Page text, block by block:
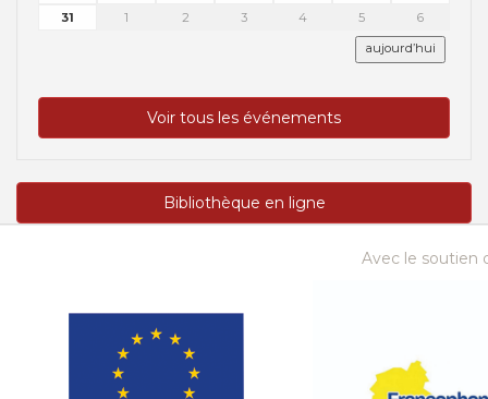
31
1 2 3 4 5 6
aujourd’hui
Voir tous les événements
Bibliothèque en ligne
Avec le soutien